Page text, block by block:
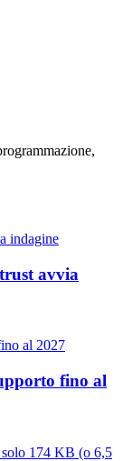
avvia
fino al